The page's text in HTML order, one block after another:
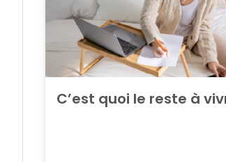
C’est quoi le reste à